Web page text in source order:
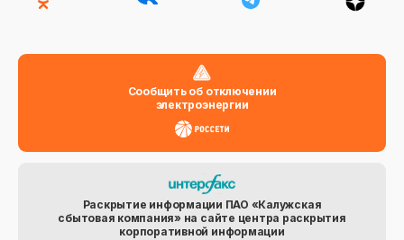
Сообщить об отключении
электроэнергии
Раскрытие информации ПАО «Калужская
сбытовая компания» на сайте центра раскрытия
корпоративной информации